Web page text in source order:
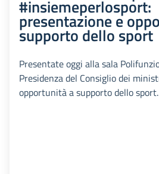
#insiemeperlosport:
presentazione e
supporto dello sport
Presentate oggi alla sala
Presidenza del Consiglio dei
opportunità a supporto dello sport.